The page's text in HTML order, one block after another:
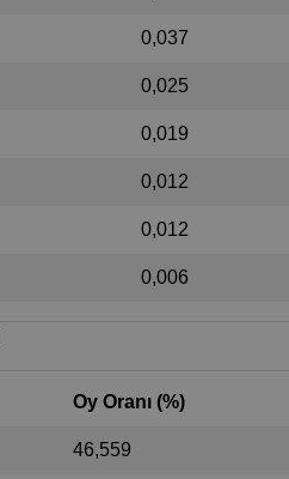
0,037
0,025
0,019
0,012
0,012
0,006
Oy Oranı (%)
46,559